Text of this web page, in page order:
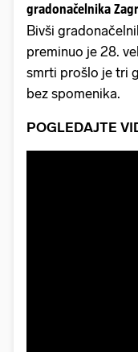
gradonačelnika
Bivši
preminuo je 28.
smrti prošlo je tri
bez spomenika.
POGLEDAJTE